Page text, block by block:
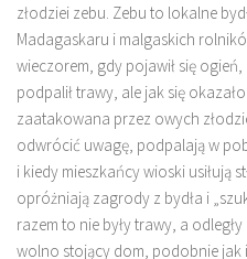
złodziei zebu. Zebu to lokalne
Madagaskaru i malgaskich
wieczorem, gdy pojawił się
podpalił trawy, ale jak się
zaatakowana przez owych
odwrócić uwagę, podpalają w
i kiedy mieszkańcy wioski usiłują
opróżniają zagrody z bydła i
razem to nie były trawy, a
wolno stojący dom, podobnie jak